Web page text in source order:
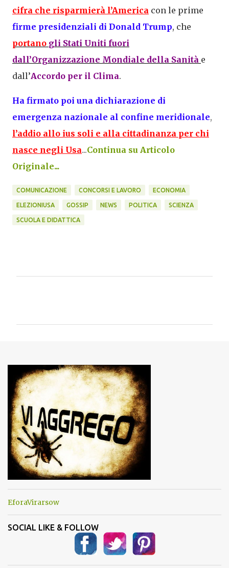
cifra che risparmierà l’America con le prime
firme presidenziali di Donald Trump, che
portano gli Stati Uniti fuori
dall’Organizzazione Mondiale della Sanità e
dall’Accordo per il Clima.
Ha firmato poi una dichiarazione di
emergenza nazionale al confine meridionale,
l’addio allo ius soli e alla cittadinanza per chi
nasce negli Usa...Continua su Articolo
Originale...
COMUNICAZIONE CONCORSI E LAVORO ECONOMIA
ELEZIONIUSA GOSSIP NEWS POLITICA SCIENZA
SCUOLA E DIDATTICA
n
t
i
EforaVirarsow
SOCIAL LIKE & FOLLOW